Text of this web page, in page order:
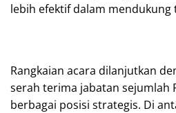
lebih efektif dalam mendukung
Rangkaian acara dilanjutkan
serah terima jabatan sejumlah
berbagai posisi strategis. Di